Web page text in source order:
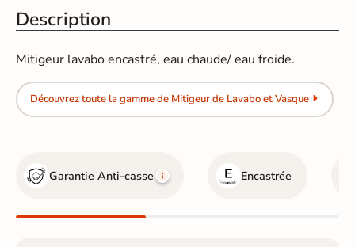
Description
Mitigeur lavabo encastré, eau chaude/ eau froide.
Découvrez toute la gamme de Mitigeur de Lavabo et Vasque
Garantie Anti-casse Encastrée